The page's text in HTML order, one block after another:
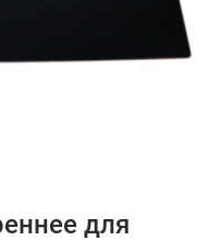
для